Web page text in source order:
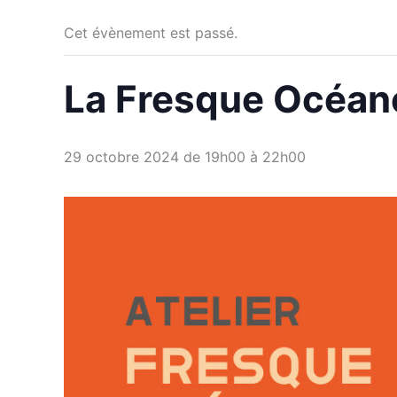
Cet évènement est passé.
La Fresque
29 octobre 2024 de 19h00 à 22h00